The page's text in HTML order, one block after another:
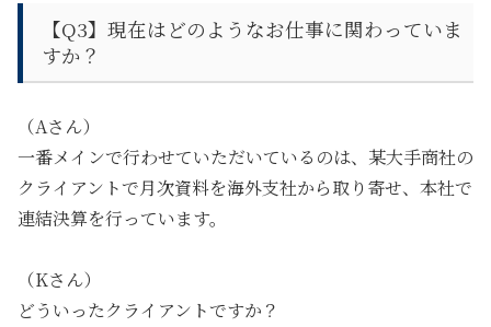
【Q3】現在は どのようなお仕事に関わっていま
すか？
（Aさん）
一番メインで行わせていただいているのは、某大手商社の
クライアントで月次資料を海外支社から取り寄せ、本社で
連結決算を行っています。
（Kさん）
どういったクライアントですか？